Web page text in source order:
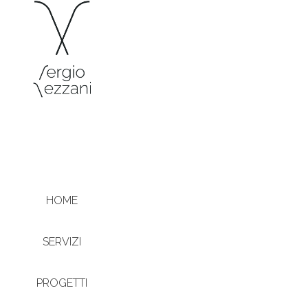
HOME
SERVIZI
PROGETTI